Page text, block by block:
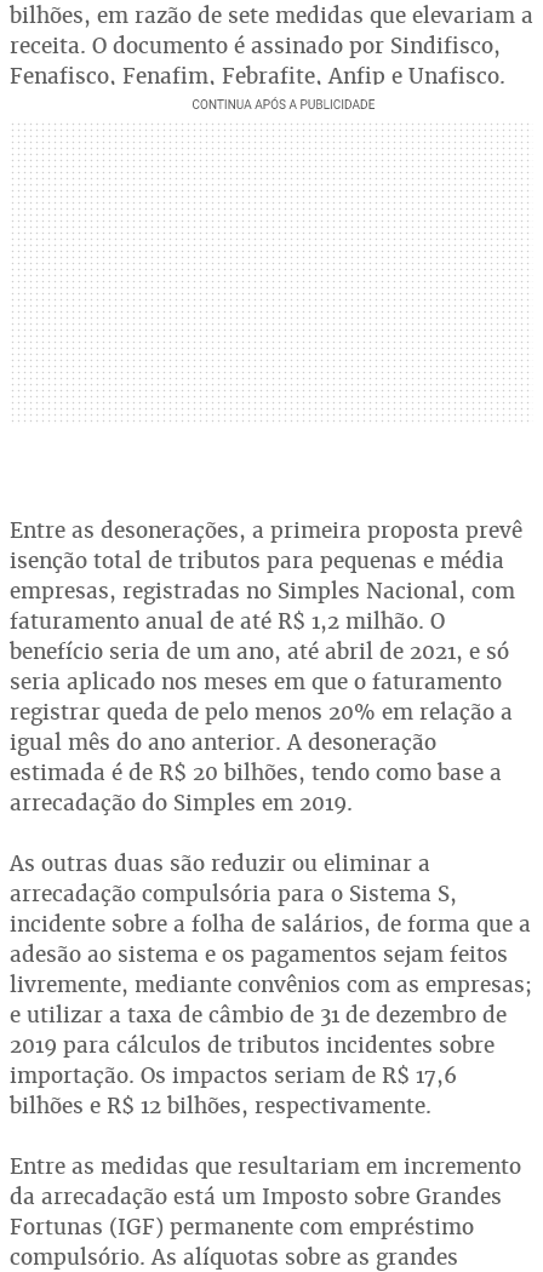
bilhões, em razão de sete medidas que elevariam a
receita. O documento é assinado por Sindifisco,
Fenafisco, Fenafim, Febrafite, Anfip e Unafisco.
Entre as desonerações, a primeira proposta prevê
isenção total de tributos para pequenas e média
empresas, registradas no Simples Nacional, com
faturamento anual de até R$ 1,2 milhão. O
benefício seria de um ano, até abril de 2021, e só
seria aplicado nos meses em que o faturamento
registrar queda de pelo menos 20% em relação a
igual mês do ano anterior. A desoneração
estimada é de R$ 20 bilhões, tendo como base a
arrecadação do Simples em 2019.
As outras duas são reduzir ou eliminar a
arrecadação compulsória para o Sistema S,
incidente sobre a folha de salários, de forma que a
adesão ao sistema e os pagamentos sejam feitos
livremente, mediante convênios com as empresas;
e utilizar a taxa de câmbio de 31 de dezembro de
2019 para cálculos de tributos incidentes sobre
importação. Os impactos seriam de R$ 17,6
bilhões e R$ 12 bilhões, respectivamente.
Entre as medidas que resultariam em incremento
da arrecadação está um Imposto sobre Grandes
Fortunas (IGF) permanente com empréstimo
compulsório. As alíquotas sobre as grandes